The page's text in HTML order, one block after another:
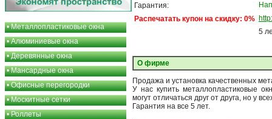
•Металлопластиковые окна
•Алюминиевые окна
•Деревянные окна
•Мансардные окна
•Офисные перегородки
•Москитные сетки
•Роллеты
Гарантия:
Распечатать купон на скидку: 0%
5
О фирме
Продажа и установка качественных
У нас купить металлопластиковые
могут отличаться друг от друга, но у
Гарантия на все 5 лет.